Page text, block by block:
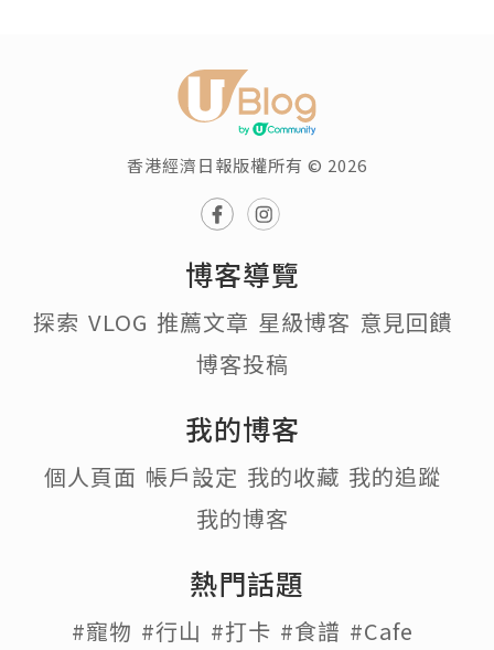
香港經濟日報版權所有 © 2026
博客導覽
探索 VLOG 推薦文章 星級博客 意見回饋
博客投稿
我的博客
個人頁面 帳戶設定 我的收藏 我的追蹤
我的博客
熱門話題
#寵物 #行山 #打卡 #食譜 #Cafe